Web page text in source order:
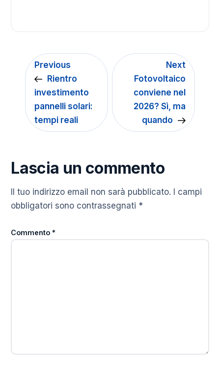
Previous
Rientro
investimento
pannelli solari:
tempi reali
Next
Fotovoltaico
conviene nel
2026? Sì, ma
quando
Lascia un commento
Il tuo indirizzo email non sarà pubblicato.
I campi
obbligatori sono contrassegnati *
Commento*